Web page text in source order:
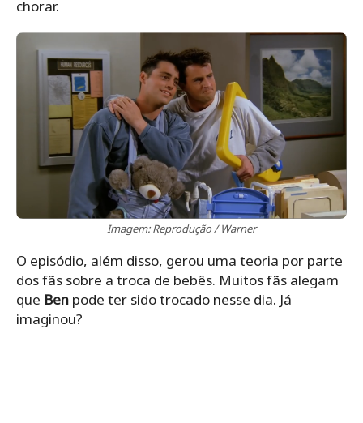
chorar.
Imagem: Reprodução / Warner
O episódio, além disso, gerou uma teoria por parte
dos fãs sobre a troca de bebês. Muitos fãs alegam
que Ben pode ter sido trocado nesse dia. Já
imaginou?